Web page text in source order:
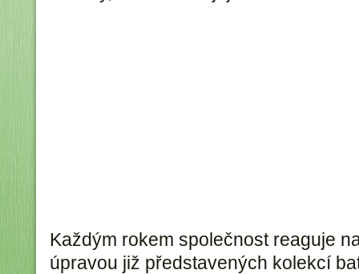
Každým rokem společnost reaguje
úpravou již představených kolekcí